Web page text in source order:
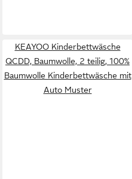
KEAYOO Kinderbettwäsche
QCDD, Baumwolle, 2 teilig, 100%
Baumwolle Kinderbettwäsche mit
Auto Muster